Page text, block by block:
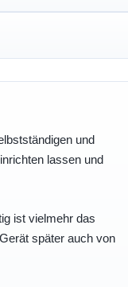
und
lassen und
ist vielmehr das
später auch von